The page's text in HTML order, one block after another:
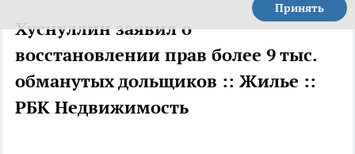
Принять
Хуснуллин заявил о
восстановлении прав более 9 тыс.
обманутых дольщиков :: Жилье ::
РБК Недвижимость